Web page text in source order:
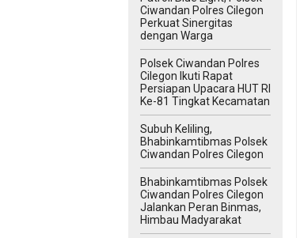
Ciwandan Polres Cilegon
Perkuat Sinergitas
dengan Warga
Polsek Ciwandan Polres
Cilegon Ikuti Rapat
Persiapan Upacara HUT RI
Ke-81 Tingkat Kecamatan
Subuh Keliling,
Bhabinkamtibmas Polsek
Ciwandan Polres Cilegon
Bhabinkamtibmas Polsek
Ciwandan Polres Cilegon
Jalankan Peran Binmas,
Himbau Madyarakat